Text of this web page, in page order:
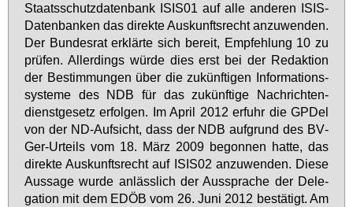
Staats­schutz­da­ten­bank ISIS01 auf al­le an­de­ren ISIS-
Da­ten­ban­ken das di­rek­te Aus­kunfts­recht an­zu­wen­den.
Der Bun­des­rat er­klär­te sich be­reit, Emp­feh­lung 10 zu
prü­fen. Al­ler­dings wür­de dies erst bei der Re­dak­ti­on
der Be­stim­mun­gen über die zu­künf­ti­gen In­for­ma­ti­ons­
sys­te­me des NDB für das zu­künf­ti­ge Nach­rich­ten­
dienst­ge­setz er­fol­gen. Im April 2012 er­fuhr die GPDel
von der ND-Auf­sicht, dass der NDB auf­grund des BV­
Ger-Ur­teils vom 18. März 2009 be­gon­nen hat­te, das
di­rek­te Aus­kunfts­recht auf ISIS02 an­zu­wen­den. Die­se
Aus­sa­ge wur­de an­läss­lich der Aus­spra­che der De­le­
ga­ti­on mit dem EDÖB vom 26. Ju­ni 2012 be­stä­tigt. Am